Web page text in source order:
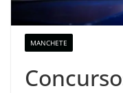
MANCHETE